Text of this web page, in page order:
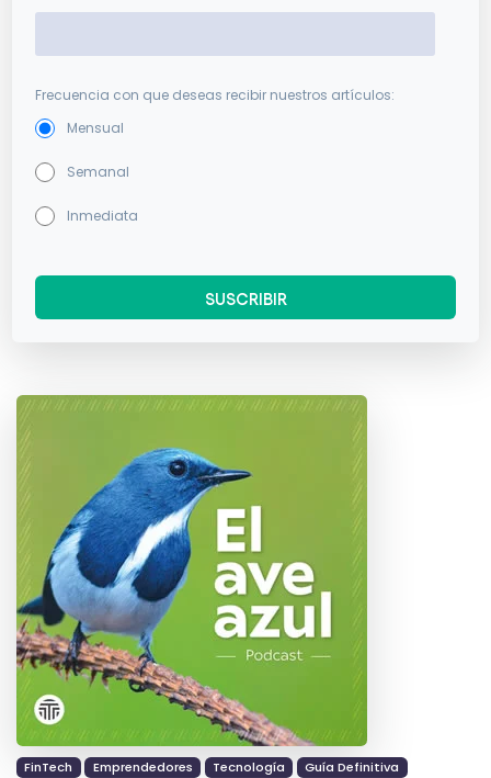
Frecuencia con que deseas recibir nuestros artículos:
Mensual
Semanal
Inmediata
FinTech Emprendedores Tecnología
Guía Definitiva